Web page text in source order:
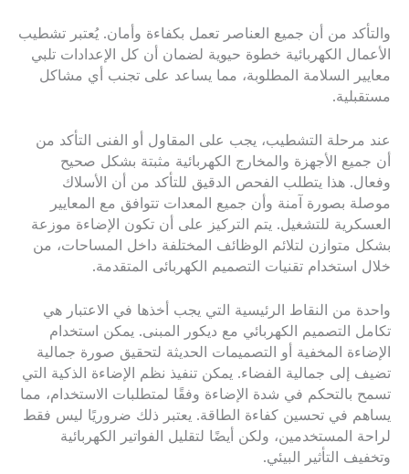
والتأكد من أن جميع العناصر تعمل بكفاءة وأمان. يُعتبر تشطيب
الأعمال الكهربائية خطوة حيوية لضمان أن كل الإعدادات تلبي
معايير السلامة المطلوبة، مما يساعد على تجنب أي مشاكل
مستقبلية.
عند مرحلة التشطيب، يجب على المقاول أو الفنى التأكد من
أن جميع الأجهزة والمخارج الكهربائية مثبتة بشكل صحيح
وفعال. هذا يتطلب الفحص الدقيق للتأكد من أن الأسلاك
موصلة بصورة آمنة وأن جميع المعدات تتوافق مع المعايير
العسكرية للتشغيل. يتم التركيز على أن تكون الإضاءة موزعة
بشكل متوازن لتلائم الوظائف المختلفة داخل المساحات، من
خلال استخدام تقنيات التصميم الكهربائى المتقدمة.
واحدة من النقاط الرئيسية التي يجب أخذها في الاعتبار هي
تكامل التصميم الكهربائي مع ديكور المبنى. يمكن استخدام
الإضاءة المخفية أو التصميمات الحديثة لتحقيق صورة جمالية
تضيف إلى جمالية الفضاء. يمكن تنفيذ نظم الإضاءة الذكية التي
تسمح بالتحكم في شدة الإضاءة وفقًا لمتطلبات الاستخدام، مما
يساهم في تحسين كفاءة الطاقة. يعتبر ذلك ضروريًا ليس فقط
لراحة المستخدمين، ولكن أيضًا لتقليل الفواتير الكهربائية
وتخفيف التأثير البيئي.